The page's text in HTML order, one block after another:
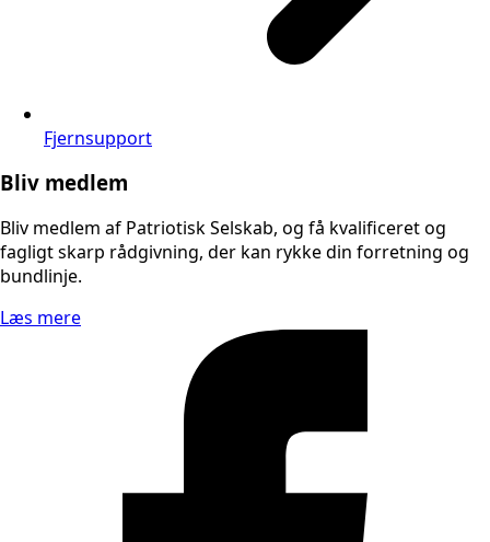
Fjernsupport
Bliv medlem
Bliv medlem af Patriotisk Selskab, og få kvalificeret og
fagligt skarp rådgivning, der kan rykke din forretning og
bundlinje.
Læs mere